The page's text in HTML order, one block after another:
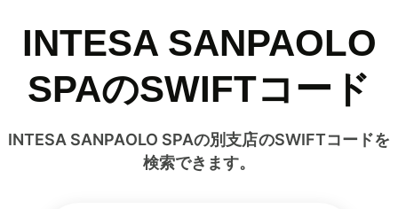
INTESA SANPAOLO
SPAのSWIFTコード
INTESA SANPAOLO SPAの別支店のSWIFTコードを
検索できます。